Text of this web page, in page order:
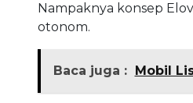
Nampaknya konsep
otonom.
Baca juga : Mobil